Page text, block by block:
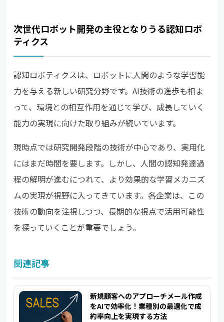
次世代ロボット開発の主役となりうる認知ロボ
ティクス
認知ロボティクスは、ロボットに人間のような学習能
力を与える新しい研究分野です。AI技術の進歩も相ま
って、環境との相互作用を通じて学び、成長していく
能力の実現に向けた取り組みが続いています。
現時点では研究開発段階の技術が中心であり、実用化
にはまだ時間を要します。しかし、人間の認知発達過
程の解明が進むにつれて、より効果的な学習メカニズ
ムの実現が視野に入ってきています。各企業は、この
技術の動向を注視しつつ、長期的な視点で活用可能性
を探っていくことが重要でしょう。
関連記事
新規顧客へのアプローチメール作成
をAIで効率化！業種別の最適化で成
約率向上を実現する方法